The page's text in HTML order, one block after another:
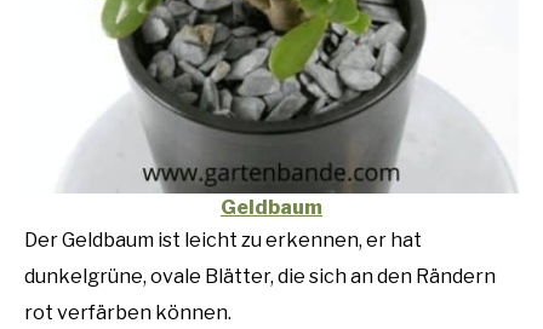
Geldbaum
Der Geldbaum ist leicht zu erkennen, er hat
dunkelgrüne, ovale Blätter, die sich an den Rändern
rot verfärben können.